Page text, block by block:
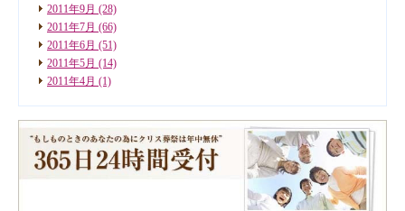
2011年9月 (28)
2011年7月 (66)
2011年6月 (51)
2011年5月 (14)
2011年4月 (1)